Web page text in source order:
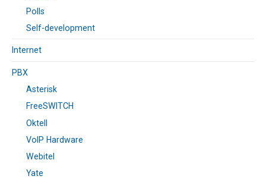
Polls
Self-development
Internet
PBX
Asterisk
FreeSWITCH
Oktell
VoIP Hardware
Webitel
Yate